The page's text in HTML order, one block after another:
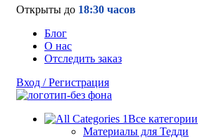
Открыты до 18:30 часов
Блог
О нас
Отследить заказ
Вход / Регистрация
Все категории
Материалы для Тедди